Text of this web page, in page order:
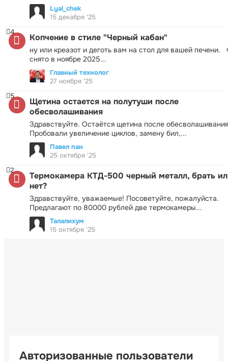
Lyal_chek
15 декабря '25
Копчение в стиле "Черный кабан"
ну или креазот и деготь вам на стол для вашей печени.
снято в ноябре 2025...
4
Главный технолог
27 ноября '25
Щетина остается на полутуши после
обесволашивания
Здравствуйте. Остаётся щетина после
Пробовали увеличение циклов, замену бил,...
5
Павел пан
25 октября '25
Термокамера КТД-500 черный металл, брать
нет?
Здравствуйте, уважаемые! Посоветуйте, пожалуйста.
Предлагают по 80000 рублей две термокамеры...
2
Талалихум
15 октября '25
Авторизованные пользователи